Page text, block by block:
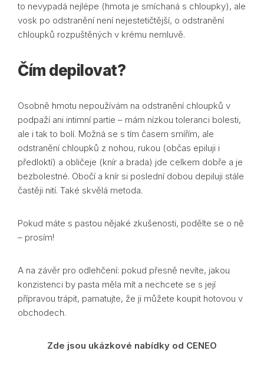
to nevypadá nejlépe (hmota je smíchaná s chloupky), ale
vosk po odstranění není nejestetičtější, o odstranění
chloupků rozpuštěných v krému nemluvě.
Čím depilovat?
Osobně hmotu nepoužívám na odstranění chloupků v
podpaží ani intimní partie – mám nízkou toleranci bolesti,
ale i tak to bolí. Možná se s tím časem smířím, ale
odstranění chloupků z nohou, rukou (občas epiluji i
předloktí) a obličeje (knír a brada) jde celkem dobře a je
bezbolestné. Obočí a knír si poslední dobou depiluji stále
častěji nití. Také skvělá metoda.
Pokud máte s pastou nějaké zkušenosti, podělte se o ně
– prosím!
A na závěr pro odlehčení: pokud přesně nevíte, jakou
konzistenci by pasta měla mít a nechcete se s její
přípravou trápit, pamatujte, že ji můžete koupit hotovou v
obchodech.
Zde jsou ukázkové nabídky od CENEO